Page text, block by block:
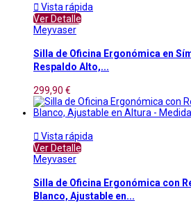
 Vista rápida
Ver Detalle
Meyvaser
Silla de Oficina Ergonómica en
Respaldo Alto,...
299,90 €
 Vista rápida
Ver Detalle
Meyvaser
Silla de Oficina Ergonómica con
Blanco, Ajustable en...